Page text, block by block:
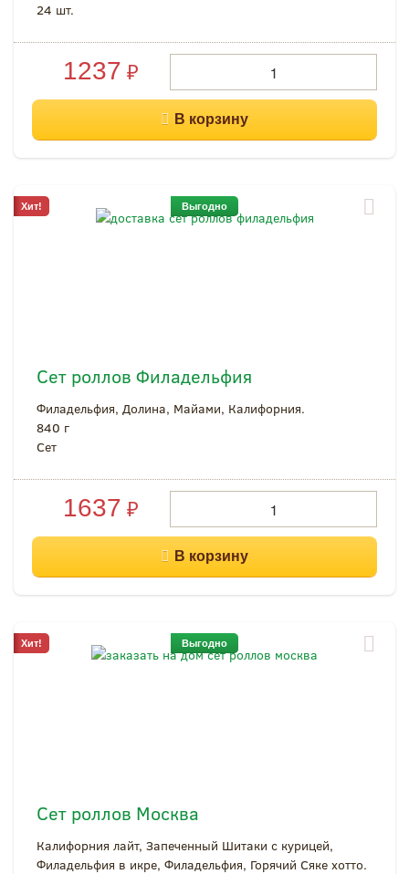
24 шт.
1237 ₽
Сет роллов Филадельфия
Филадельфия, Долина, Майами, Калифорния.
840 г
Cет
1637 ₽
Хит! Выгодно
Сет роллов Москва
Калифорния лайт, Запеченный Шитаки с курицей,
Филадельфия в икре, Филадельфия, Горячий Сяке хотто.
Хит! Выгодно